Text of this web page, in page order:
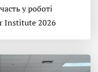
у роботі
Institute 2026